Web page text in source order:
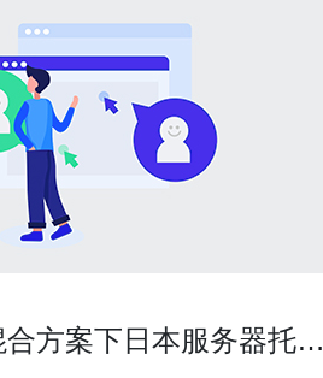
方案下日本服务器托管